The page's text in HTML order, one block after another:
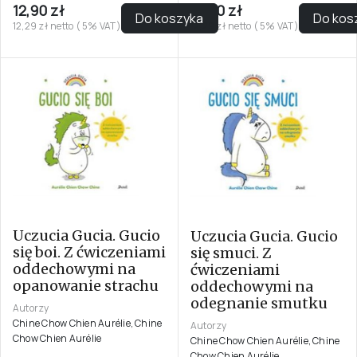
12,90 zł
12,29 zł netto ( 5% VAT) Do koszyka12,90 zł
12,29 zł netto ( 5% VAT) Do
Uczucia Gucia. Gucio
się boi. Z ćwiczeniami
oddechowymi na
opanowanie strachu
Autorzy
Chine Chow Chien Aurélie, Chine
Chow Chien Aurélie
Uczucia Gucia. Gucio
się smuci. Z
ćwiczeniami
oddechowymi na
odegnanie smutku
Autorzy
Chine Chow Chien Aurélie, Chine